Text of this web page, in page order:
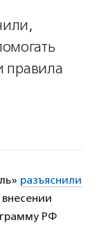
правила
разъяснили
РФ